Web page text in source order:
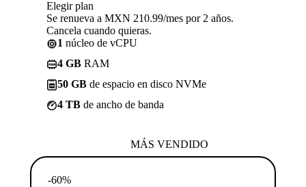
Elegir plan
Se renueva a MXN 210.99/mes por 2 años.
Cancela cuando quieras.
1 núcleo de vCPU
4 GB RAM
50 GB de espacio en disco NVMe
4 TB de ancho de banda
MÁS VENDIDO
-60%